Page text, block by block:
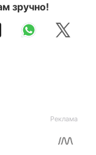
зручно!